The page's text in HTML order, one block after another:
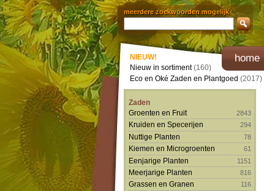
meerdere zoekwoorden mogelijk
home
NIEUW!
Nieuw in sortiment(160)
Eco en Oké Zaden en Plantgoed (2017)
Zaden
Groenten en Fruit
2843
Kruiden en Specerijen 294
Nuttige Planten 78
Kiemen en Microgroenten 61
Eenjarige Planten 1151
Meerjarige Planten 816
Grassen en Granen 116